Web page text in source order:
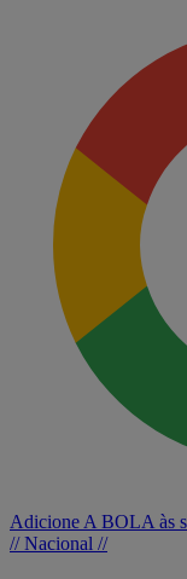
Adicione A BOLA às
// Nacional //